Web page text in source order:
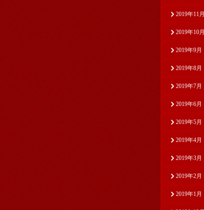
2019年11月
2019年10月
2019年9月
2019年8月
2019年7月
2019年6月
2019年5月
2019年4月
2019年3月
2019年2月
2019年1月